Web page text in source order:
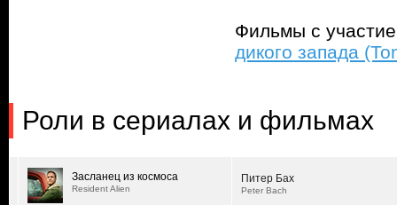
Фильмы с
дикого запада
Роли в сериалах и фильмах
Засланец из космоса
Resident Alien
Питер Бах
Peter Bach